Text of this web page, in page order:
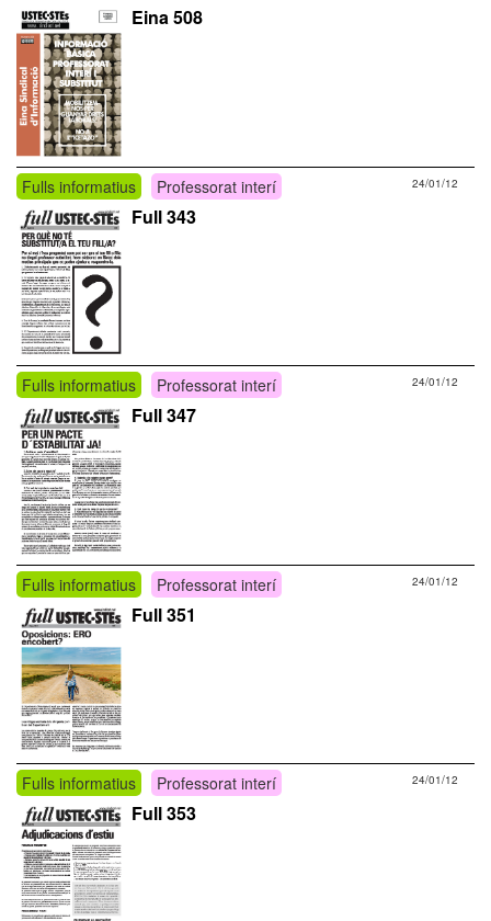
Eina 508
Fulls informatius Professorat interí 24/01/12
Full 343
Fulls informatius Professorat interí 24/01/12
Full 347
Fulls informatius Professorat interí 24/01/12
Full 351
Fulls informatius Professorat interí 24/01/12
Full 353